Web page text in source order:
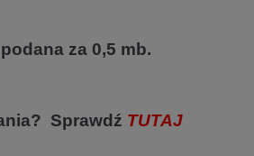
za 0,5 mb.
Sprawdź TUTAJ